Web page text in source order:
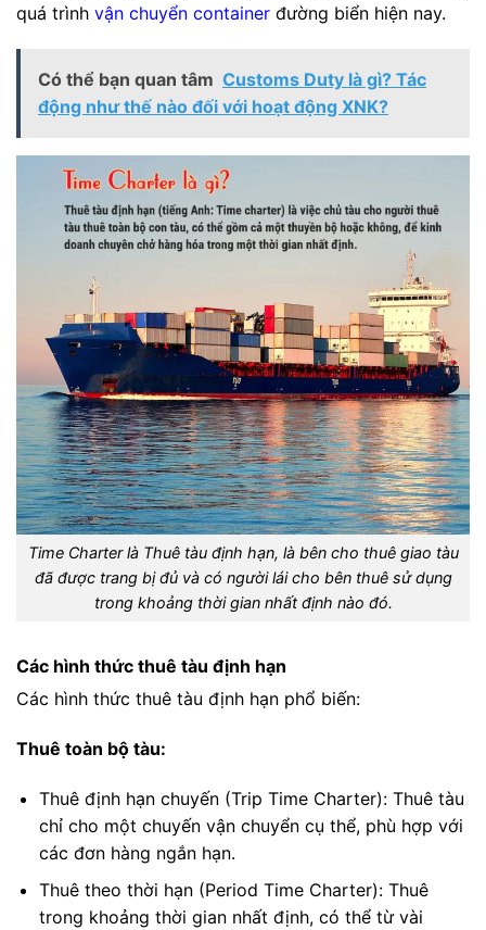
quá trình vận chuyển container đường biển hiện nay.
Có thể bạn quan tâm Customs Duty là gì? Tác
động như thế nào đối với hoạt động XNK?
Time Charter là Thuê tàu định hạn, là bên cho thuê giao tàu
đã được trang bị đủ và có người lái cho bên thuê sử dụng
trong khoảng thời gian nhất định nào đó.
Các hình thức thuê tàu định hạn
Các hình thức thuê tàu định hạn phổ biến:
Thuê toàn bộ tàu:
Thuê định hạn chuyến (Trip Time Charter): Thuê tàu
chỉ cho một chuyến vận chuyển cụ thể, phù hợp với
các đơn hàng ngắn hạn.
Thuê theo thời hạn (Period Time Charter): Thuê
trong khoảng thời gian nhất định, có thể từ vài